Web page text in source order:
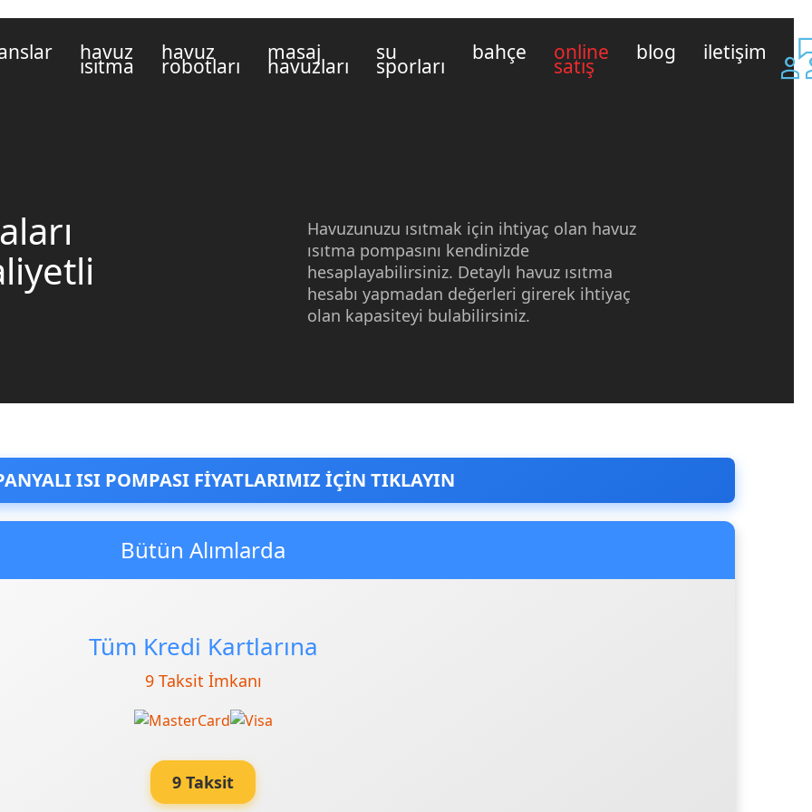
havuz
ısıtma
havuz
robotları
masaj
havuzları
su
sporları
bahçe online
satış
blog i̇letişim
Havuzunuzu ısıtmak için ihtiyaç olan havuz
ısıtma pompasını kendinizde
hesaplayabilirsiniz. Detaylı havuz ısıtma
hesabı yapmadan değerleri girerek ihtiyaç
olan kapasiteyi bulabilirsiniz.
ISI POMPASI FİYATLARIMIZ İÇİN TIKLAYIN
Bütün Alımlarda
Tüm Kredi Kartlarına
9 Taksit İmkanı
9 Taksit